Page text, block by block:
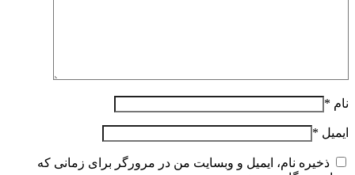
نام *
ایمیل *
ذخیره نام، ایمیل و وبسایت من در مرورگر برای زمانی که